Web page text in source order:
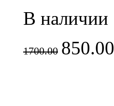
В наличии
1700.00 850.00